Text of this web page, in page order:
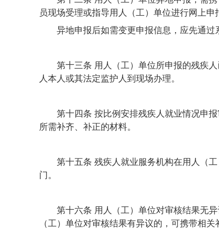
员现场受理或指导用人（工）单位进行网上申
异地申报后如需变更申报信息，应先通
第十三条 用人（工）单位所申报的残疾
人本人或其法定监护人到现场办理。
第十四条 按比例安排残疾人就业情况申
所需补齐、补正的材料。
第十五条 残疾人就业服务机构在用人（
门。
第十六条 用人（工）单位对审核结果无
（工）单位对审核结果有异议的，可携带相